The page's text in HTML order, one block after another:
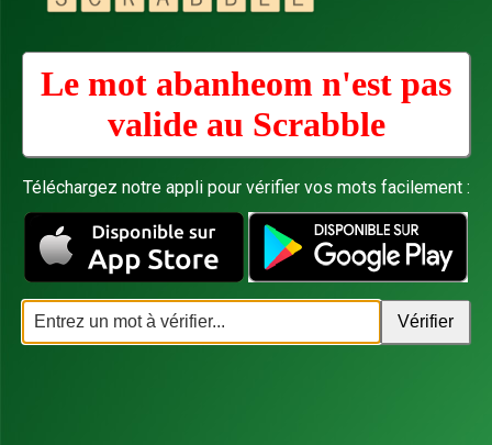
Le mot abanheom n'est pas
valide au Scrabble
Téléchargez notre appli pour vérifier vos mots facilement :